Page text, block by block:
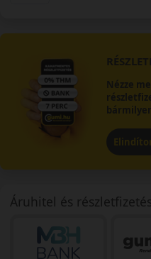
Nézze
Áruhitel és